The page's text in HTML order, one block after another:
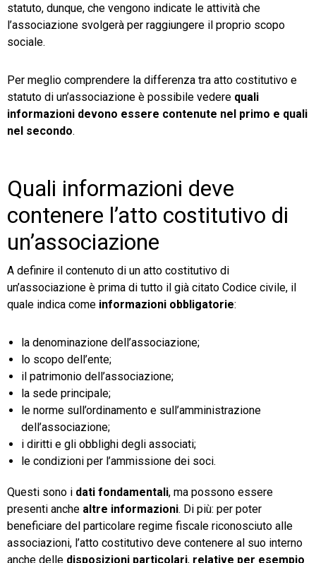
statuto, dunque, che vengono indicate le attività che
l’associazione svolgerà per raggiungere il proprio scopo
sociale.
Per meglio comprendere la differenza tra atto costitutivo e
statuto di un’associazione è possibile vedere quali
informazioni devono essere contenute nel primo e quali
nel secondo.
Quali informazioni deve
contenere l’atto costitutivo di
un’associazione
A definire il contenuto di un atto costitutivo di
un’associazione è prima di tutto il già citato Codice civile, il
quale indica come informazioni obbligatorie:
la denominazione dell’associazione;
lo scopo dell’ente;
il patrimonio dell’associazione;
la sede principale;
le norme sull’ordinamento e sull’amministrazione
dell’associazione;
i diritti e gli obblighi degli associati;
le condizioni per l’ammissione dei soci.
Questi sono i dati fondamentali, ma possono essere
presenti anche altre informazioni. Di più: per poter
beneficiare del particolare regime fiscale riconosciuto alle
associazioni, l’atto costitutivo deve contenere al suo interno
anche delle disposizioni particolari, relative per esempio